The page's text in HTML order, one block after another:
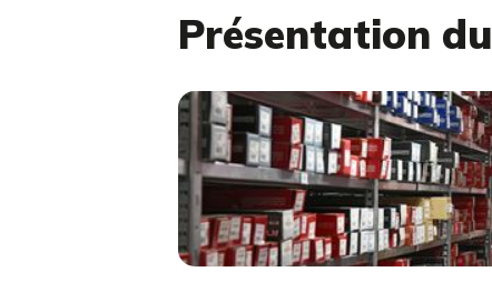
Présentation du